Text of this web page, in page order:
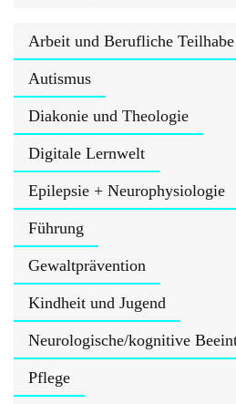
Arbeit und Berufliche Teilhabe
Autismus
Diakonie und Theologie
Digitale Lernwelt
Epilepsie + Neurophysiologie
Führung
Gewaltprävention
Kindheit und Jugend
Neurologische/kognitive
Pflege